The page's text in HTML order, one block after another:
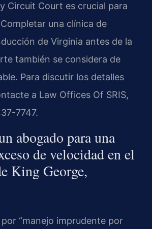
Circuit Court es crucial para
una clínica de
de Virginia antes de la
también se considera de
Para discutir los detalles
a Law Offices Of SRIS,
7747.
abogado para una
de velocidad en el
King George,
“manejo imprudente por